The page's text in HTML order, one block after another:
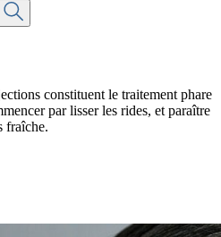
constituent le traitement phare
par lisser les rides, et paraître
fraîche.